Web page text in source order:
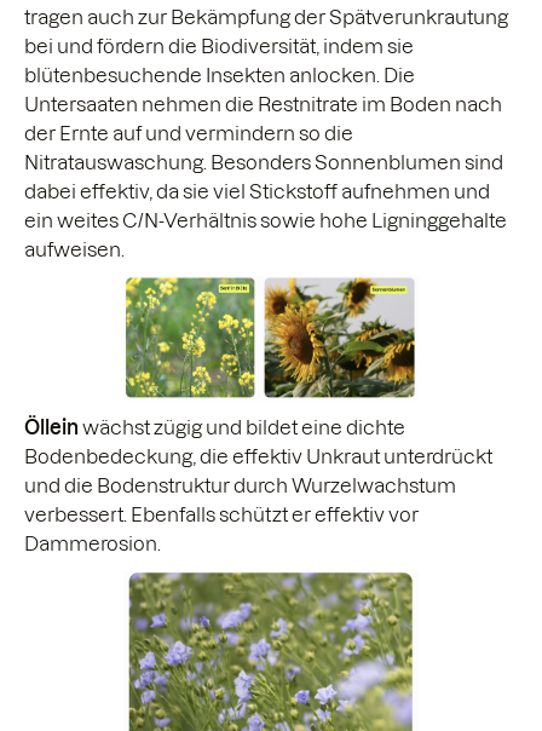
tragen auch zur Bekämpfung der Spätverunkrautung
bei und fördern die Biodiversität, indem sie
blütenbesuchende Insekten anlocken. Die
Untersaaten nehmen die Restnitrate im Boden nach
der Ernte auf und vermindern so die
Nitratauswaschung. Besonders Sonnenblumen sind
dabei effektiv, da sie viel Stickstoff aufnehmen und
ein weites C/N-Verhältnis sowie hohe Ligninggehalte
aufweisen.
Öllein wächst zügig und bildet eine dichte
Bodenbedeckung, die effektiv Unkraut unterdrückt
und die Bodenstruktur durch Wurzelwachstum
verbessert. Ebenfalls schützt er effektiv vor
Dammerosion.